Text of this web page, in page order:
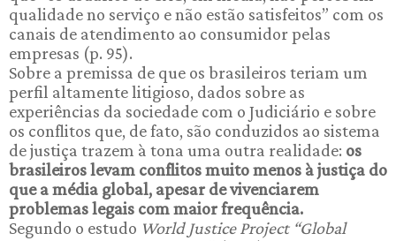
qualidade no serviço e não estão satisfeitos” com os
canais de atendimento ao consumidor pelas
empresas (p. 95).
Sobre a premissa de que os brasileiros teriam um
perfil altamente litigioso, dados sobre as
experiências da sociedade com o Judiciário e sobre
os conflitos que, de fato, são conduzidos ao sistema
de justiça trazem à tona uma outra realidade: os
brasileiros levam conflitos muito menos à justiça do
que a média global, apesar de vivenciarem
problemas legais com maior frequência.
Segundo o estudo World Justice Project “Global